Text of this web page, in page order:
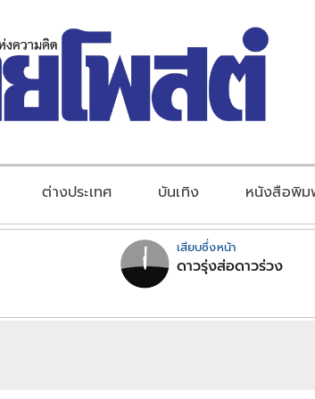
ต่างประเทศ บันเทิง หนังสือพิ
เสียบซึ่งหน้า
ดาวรุ่งส่อดาวร่วง